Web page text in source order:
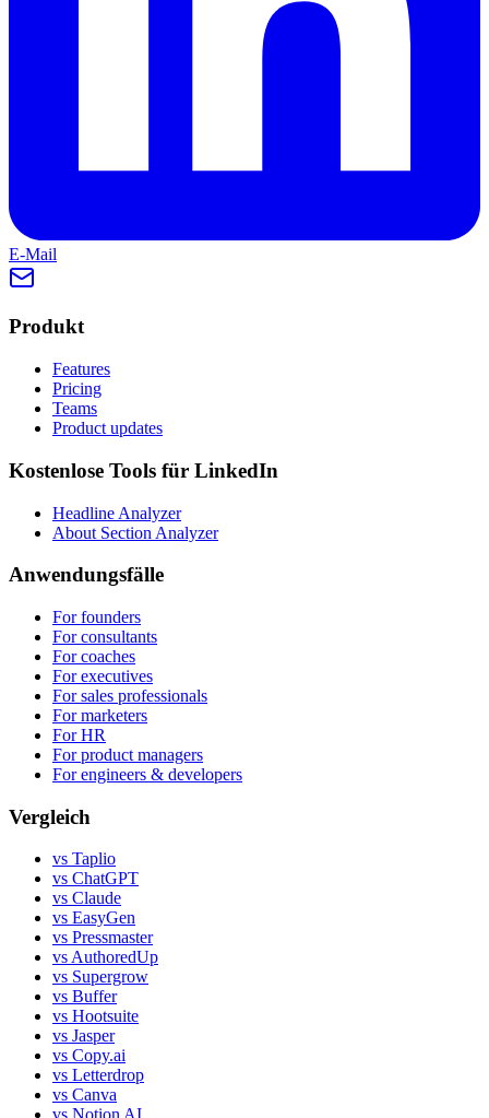
E-Mail
Produkt
Features
Pricing
Teams
Product updates
Kostenlose Tools für LinkedIn
Headline Analyzer
About Section Analyzer
Anwendungsfälle
For founders
For consultants
For coaches
For executives
For sales professionals
For marketers
For HR
For product managers
For engineers & developers
Vergleich
vs Taplio
vs ChatGPT
vs Claude
vs EasyGen
vs Pressmaster
vs AuthoredUp
vs Supergrow
vs Buffer
vs Hootsuite
vs Jasper
vs Copy.ai
vs Letterdrop
vs Canva